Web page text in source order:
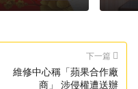
下一篇
維修中心稱「蘋果合作廠
商」 涉侵權遭送辦